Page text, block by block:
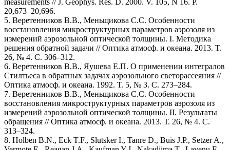
20,673–20,696.
5. Веретенников В.В., Меньщикова С.С. Особенности
восстановления микроструктурных параметров аэрозоля из
измерений аэрозольной оптической толщины. I. Методика
решения обратной задачи // Оптика атмосф. и океана. 2013. Т.
26, № 4. С. 306–312.
6. Веретенников В.В., Яушева Е.П. О применении интегралов
Стилтьеса в обратных задачах аэрозольного светорассеяния //
Оптика атмосф. и океана. 1992. Т. 5, № 3. С. 273–284.
7. Веретенников В.В., Меньщикова С.С. Особенности
восстановления микроструктурных параметров аэрозоля из
измерений аэрозольной оптической толщины. II. Результаты
обращения // Оптика атмосф. и океана. 2013. Т. 26, № 4. С.
313–324.
8. Holben B.N., Eck T.F., Slutsker I., Tanre D., Buis J.P., Setzer A.,